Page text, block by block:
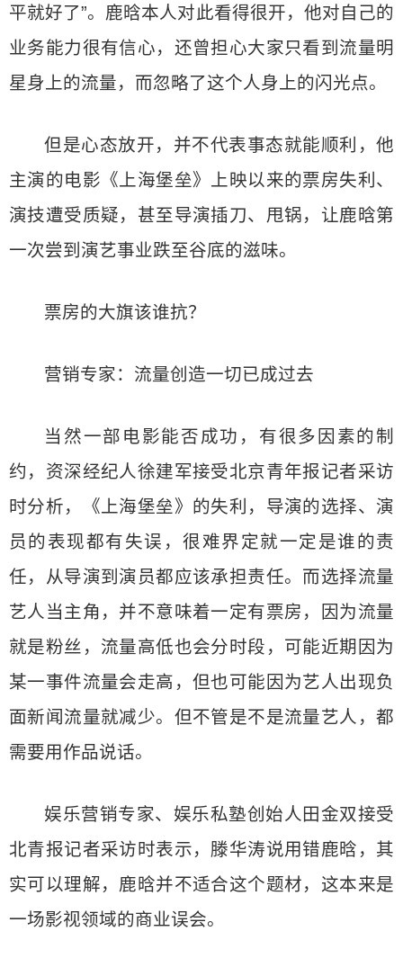
平就好了”。鹿晗本人对此看得很开，他对自己的
业务能力很有信心，还曾担心大家只看到流量明
星身上的流量，而忽略了这个人身上的闪光点。
但是心态放开，并不代表事态就能顺利，他
主演的电影《上海堡垒》上映以来的票房失利、
演技遭受质疑，甚至导演插刀、甩锅，让鹿晗第
一次尝到演艺事业跌至谷底的滋味。
票房的大旗该谁抗？
营销专家：流量创造一切已成过去
当然一部电影能否成功，有很多因素的制
约，资深经纪人徐建军接受北京青年报记者采访
时分析，《上海堡垒》的失利，导演的选择、演
员的表现都有失误，很难界定就一定是谁的责
任，从导演到演员都应该承担责任。而选择流量
艺人当主角，并不意味着一定有票房，因为流量
就是粉丝，流量高低也会分时段，可能近期因为
某一事件流量会走高，但也可能因为艺人出现负
面新闻流量就减少。但不管是不是流量艺人，都
需要用作品说话。
娱乐营销专家、娱乐私塾创始人田金双接受
北青报记者采访时表示，滕华涛说用错鹿晗，其
实可以理解，鹿晗并不适合这个题材，这本来是
一场影视领域的商业误会。